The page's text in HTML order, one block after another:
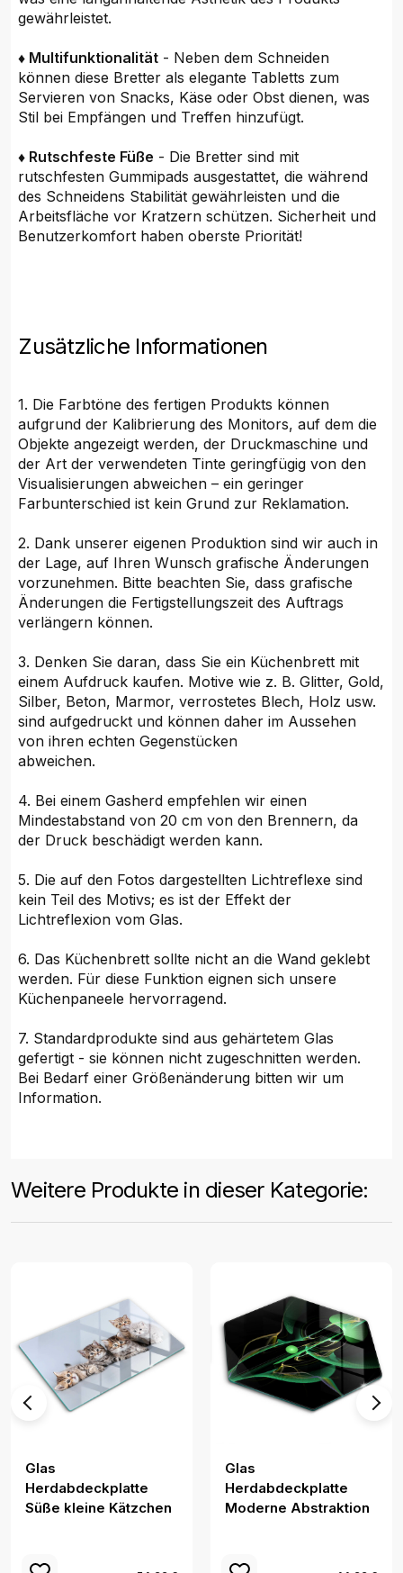
gewährleistet.
♦ Multifunktionalität - Neben dem Schneiden
können diese Bretter als elegante Tabletts zum
Servieren von Snacks, Käse oder Obst dienen, was
Stil bei Empfängen und Treffen hinzufügt.
♦ Rutschfeste Füße - Die Bretter sind mit
rutschfesten Gummipads ausgestattet, die während
des Schneidens Stabilität gewährleisten und die
Arbeitsfläche vor Kratzern schützen. Sicherheit und
Benutzerkomfort haben oberste Priorität!
Zusätzliche Informationen
1. Die Farbtöne des fertigen Produkts können
aufgrund der Kalibrierung des Monitors, auf dem die
Objekte angezeigt werden, der Druckmaschine und
der Art der verwendeten Tinte geringfügig von den
Visualisierungen abweichen – ein geringer
Farbunterschied ist kein Grund zur Reklamation.
2. Dank unserer eigenen Produktion sind wir auch in
der Lage, auf Ihren Wunsch grafische Änderungen
vorzunehmen. Bitte beachten Sie, dass grafische
Änderungen die Fertigstellungszeit des Auftrags
verlängern können.
3. Denken Sie daran, dass Sie ein Küchenbrett mit
einem Aufdruck kaufen. Motive wie z. B. Glitter, Gold,
Silber, Beton, Marmor, verrostetes Blech, Holz usw.
sind aufgedruckt und können daher im Aussehen
von ihren echten Gegenstücken
abweichen.
4. Bei einem Gasherd empfehlen wir einen
Mindestabstand von 20 cm von den Brennern, da
der Druck beschädigt werden kann.
5. Die auf den Fotos dargestellten Lichtreflexe sind
kein Teil des Motivs; es ist der Effekt der
Lichtreflexion vom Glas.
6. Das Küchenbrett sollte nicht an die Wand geklebt
werden. Für diese Funktion eignen sich unsere
Küchenpaneele hervorragend.
7. Standardprodukte sind aus gehärtetem Glas
gefertigt - sie können nicht zugeschnitten werden.
Bei Bedarf einer Größenänderung bitten wir um
Information.
Weitere Produkte in dieser Kategorie:
Glas
Herdabdeckplatte
Süße kleine Kätzchen
Glas
Herdabdeckplatte
Moderne Abstraktion